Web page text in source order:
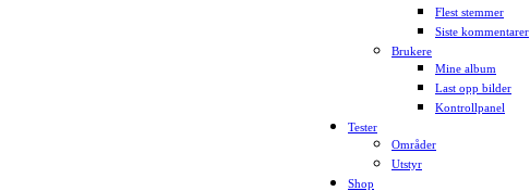
Flest stemmer
Siste kommentarer
Brukere
Mine album
Last opp bilder
Kontrollpanel
Tester
Områder
Utstyr
Shop